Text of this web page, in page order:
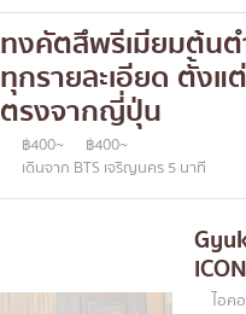
ทงคัตสึพรีเมียมต้น
ทุกรายละเอียด ตั้ง
ตรงจากญี่ปุ่น
฿400~
฿400~
เดินจาก BTS เจริญนคร 5 นาที
ไอค